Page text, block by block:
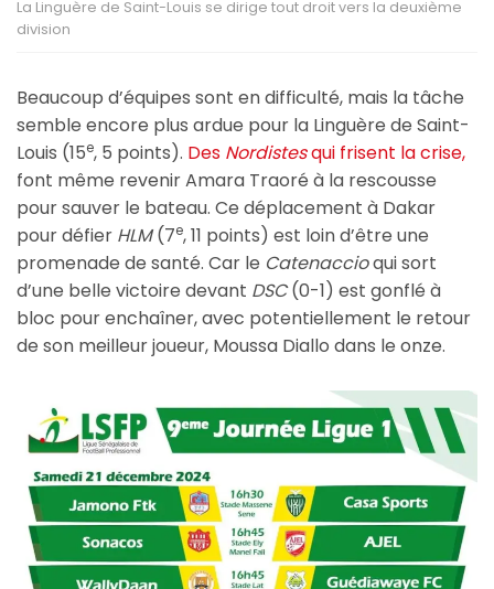
La Linguère de Saint-Louis se dirige tout droit vers la deuxième
division
Beaucoup d’équipes sont en difficulté, mais la tâche
semble encore plus ardue pour la Linguère de Saint-
Louis (15e, 5 points). Des Nordistesqui frisent la crise,
font même revenir Amara Traoré à la rescousse
pour sauver le bateau. Ce déplacement à Dakar
pour défier HLM(7e, 11 points) est loin d’être une
promenade de santé. Car le Catenaccioqui sort
d’une belle victoire devant DSC(0-1) est gonflé à
bloc pour enchaîner, avec potentiellement le retour
de son meilleur joueur, Moussa Diallo dans le onze.